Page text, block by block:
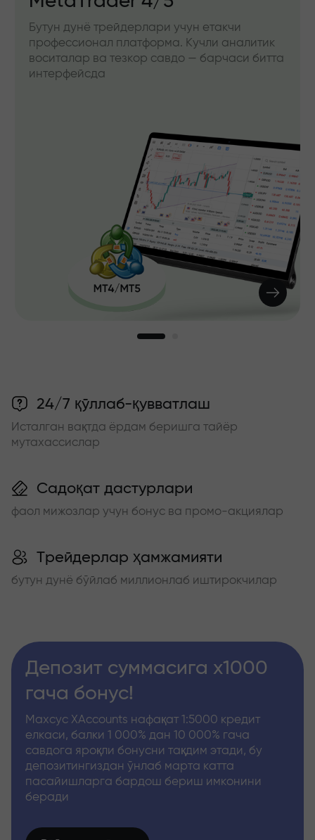
Бутун дунё трейдерлари учун етакчи
профессионал платформа. Кучли аналитик
воситалар ва тезкор савдо — барчаси битта
интерфейсда
24/7 қўллаб-қувватлаш
Исталган вақтда ёрдам беришга тайёр
мутахассислар
Садоқат дастурлари
фаол мижозлар учун бонус ва промо-акциялар
Трейдерлар ҳамжамияти
бутун дунё бўйлаб миллионлаб иштирокчилар
Депозит суммасига x1000
гача бонус!
Махсус XAccounts нафақат 1:5000 кредит
елкаси, балки 1 000% дан 10 000% гача
савдога яроқли бонусни тақдим этади, бу
депозитингиздан ўнлаб марта катта
пасайишларга бардош бериш имконини
беради